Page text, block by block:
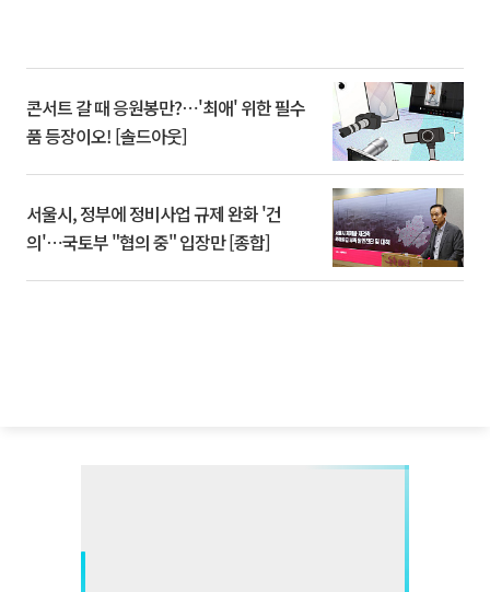
콘서트 갈 때 응원봉만?⋯'최애' 위한 필수
품 등장이오! [솔드아웃]
서울시, 정부에 정비사업 규제 완화 '건
의'⋯국토부 "협의 중" 입장만 [종합]